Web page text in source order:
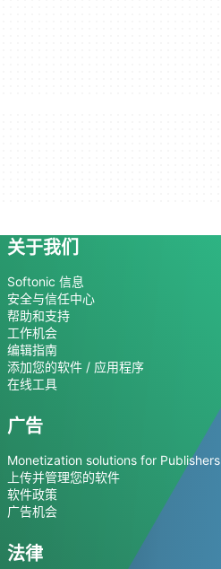
关于我们
Softonic 信息
安全与信任中心
帮助和支持
工作机会
编辑指南
添加您的软件 / 应用程序
在线工具
广告
Monetization solutions for Publishers
上传并管理您的软件
软件政策
广告机会
法律